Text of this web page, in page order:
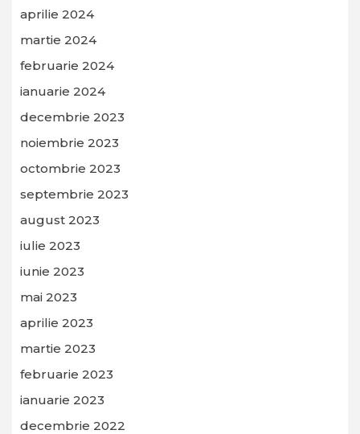
aprilie 2024
martie 2024
februarie 2024
ianuarie 2024
decembrie 2023
noiembrie 2023
octombrie 2023
septembrie 2023
august 2023
iulie 2023
iunie 2023
mai 2023
aprilie 2023
martie 2023
februarie 2023
ianuarie 2023
decembrie 2022